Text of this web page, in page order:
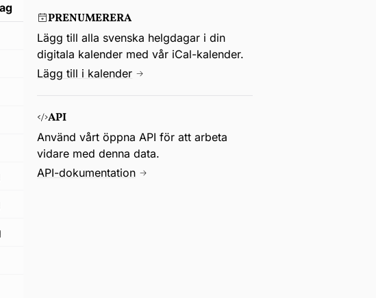
PRENUMERERA
Lägg till alla svenska helgdagar i din
digitala kalender med vår iCal-kalender.
Lägg till i kalender
API
Använd vårt öppna API för att arbeta
vidare med denna data.
API-dokumentation